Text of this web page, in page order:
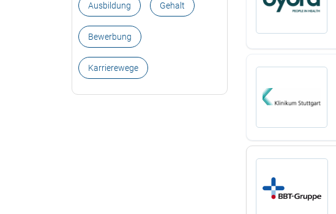
Ausbildung Gehalt
Bewerbung
Karrierewege